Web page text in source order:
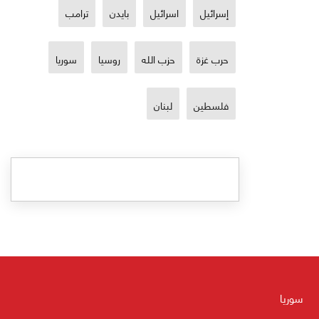
إسرائيل اسرائيل بايدن ترامب
حرب غزة حزب الله روسيا سوريا
فلسطين لبنان
سوريا